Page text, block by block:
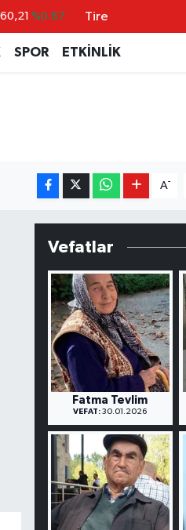
%0.87
%0.18
Tire
SPOR ETKİNLİK
A-
Vefatlar
Fatma Tevlim
VEFAT: 30.01.2026